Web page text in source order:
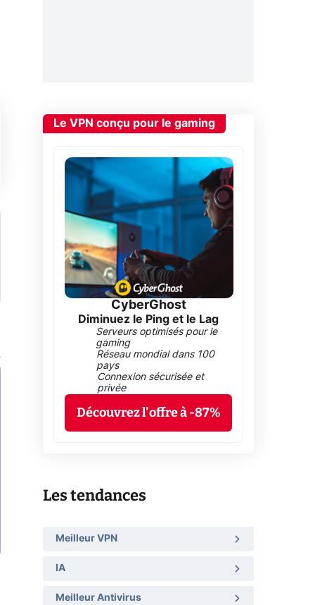
Le VPN conçu pour le gaming
CyberGhost
Diminuez le Ping et le Lag
Serveurs optimisés pour le
gaming
Réseau mondial dans 100
pays
Connexion sécurisée et
privée
Découvrez l'offre à -87%
Les tendances
Meilleur VPN
IA
Meilleur Antivirus